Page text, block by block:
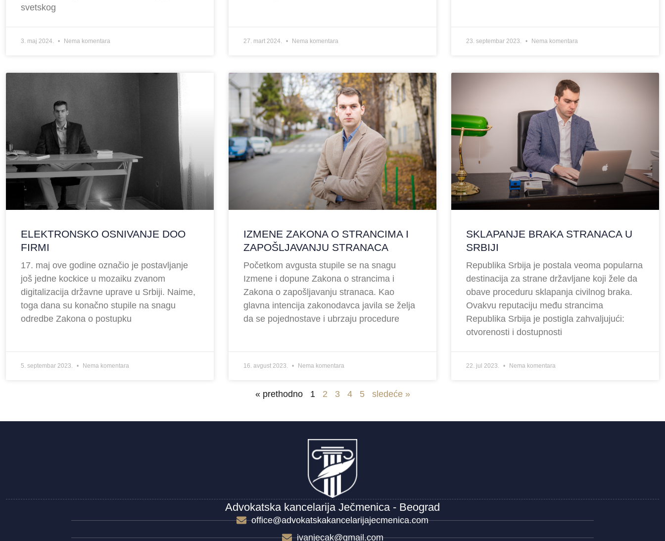
svetskog
3. maj 2024. Nema komentara 27. mart 2024. Nema komentara 23. septembar 2023. Nema komentara
ELEKTRONSKO OSNIVANJE DOO
FIRMI
17. maj ove godine označio je postavljanje
još jedne kockice u mozaiku zvanom
digitalizacija državne uprave u Srbiji. Naime,
toga dana su konačno stupile na snagu
odredbe Zakona o postupku
5. septembar 2023. Nema komentara
IZMENE ZAKONA O STRANCIMA I
ZAPOŠLJAVANJU STRANACA
Početkom avgusta stupile se na snagu
Izmene i dopune Zakona o strancima i
Zakona o zapošljavanju stranaca. Kao
glavna intencija zakonodavca javila se želja
da se pojednostave i ubrzaju procedure
16. avgust 2023. Nema komentara
SKLAPANJE BRAKA STRANACA U
SRBIJI
Republika Srbija je postala veoma popularna
destinacija za strane državljane koji žele da
obave proceduru sklapanja civilnog braka.
Ovakvu reputaciju među strancima
Republika Srbija je postigla zahvaljujući:
otvorenosti i dostupnosti
22. jul 2023. Nema komentara
« prethodno 1 2 3 4 5 sledeće »
Advokatska kancelarija Ječmenica - Beograd
office@advokatskakancelarijajecmenica.com
ivanjecak@gmail.com